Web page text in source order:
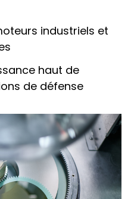
industriels et
haut de
de défense